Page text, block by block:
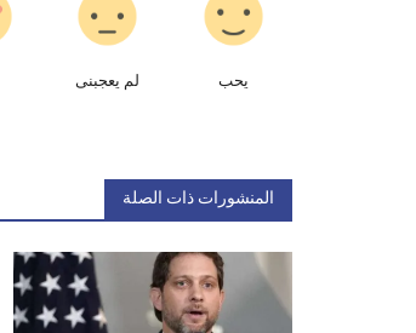
يحب لم يعجبنى
المنشورات ذات الصلة